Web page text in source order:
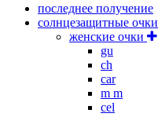
последнее получение
солнцезащитные очки
женские очки
gu
ch
car
m m
cel